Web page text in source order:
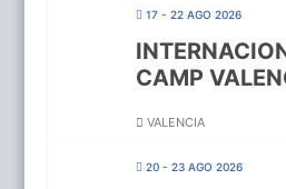
17 - 22 AGO 2026
CAMP
VALENCIA
20 - 23 AGO 2026